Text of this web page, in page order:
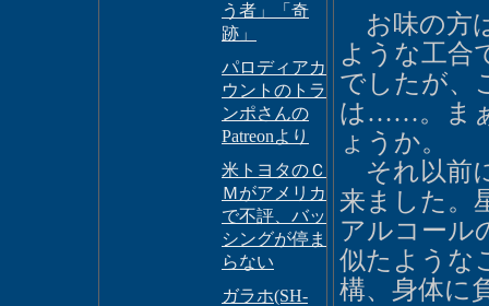
う者」「奇
跡」
パロディアカ
ウントのトラ
ンポさんの
Patreonより
米トヨタのＣ
Ｍがアメリカ
で不評、バッ
シングが停ま
らない
ガラホ(SH-
お味の方
ような工合
でしたが、
は……。ま
ょうか。
それ以前
来ました。
アルコール
似たような
構、身体に